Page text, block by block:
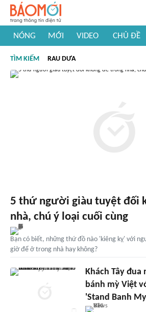
NÓNG MỚI VIDEO CHỦ ĐỀ
#Khám phá thế giới
TÌM KIẾM RAU DƯA
5 thứ người giàu tuyệt đối
nhà, chú ý loại cuối cùng
Bạn có biết, những thứ đồ nào 'kiêng kỵ' với
giờ để ở trong nhà hay không?
Khách Tây
bánh mỳ Việt
'Stand Banh